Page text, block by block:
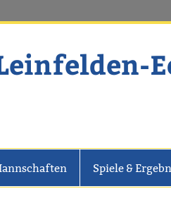
Spiele &